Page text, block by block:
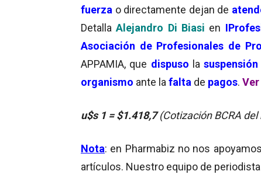
fuerza o directamente dejan de
Detalla Alejandro Di Biasi en
Asociación de Profesionales de
APPAMIA, que dispuso lasuspensión
organismo ante la falta de pagos.
u$s 1 = $1.418,7(Cotización BCRA
Nota: en Pharmabiz no nos
artículos. Nuestro equipo de